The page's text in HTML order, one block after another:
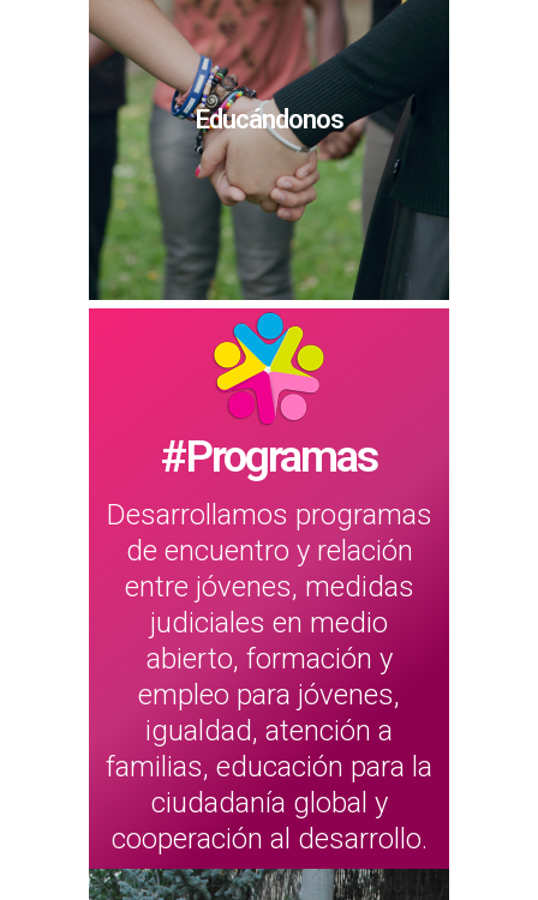
Educándonos
#Programas
Desarrollamos programas
de encuentro y relación
entre jóvenes, medidas
judiciales en medio
abierto, formación y
empleo para jóvenes,
igualdad, atención a
familias, educación para la
ciudadanía global y
cooperación al desarrollo.